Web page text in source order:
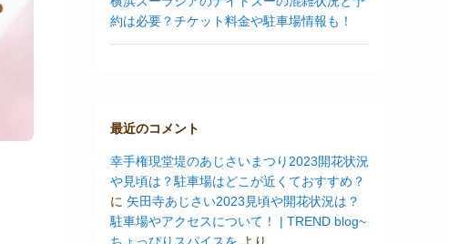
約は必要？チケット料金や駐車場情報も！
最近のコメント
幸手権現堂堤のあじさいまつり2023開花状況
や見頃は？駐車場はどこが近くておすすめ？
に 矢田寺あじさい2023見頃や開花状況は？
駐車場やアクセスについて！ | TREND blog~